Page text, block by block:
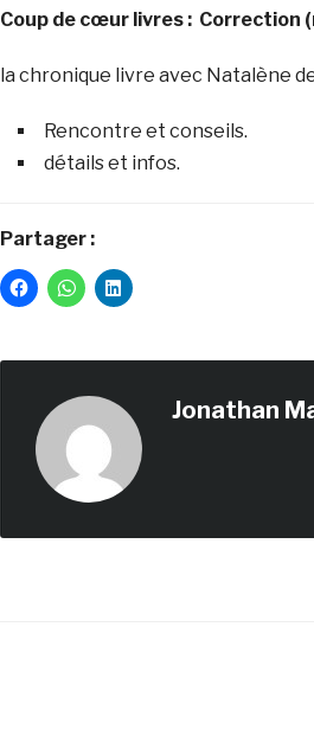
Coup de cœur livres : Correction
la chronique livre avec Natalène
Rencontre et conseils.
détails et infos.
Partager :
Jonathan